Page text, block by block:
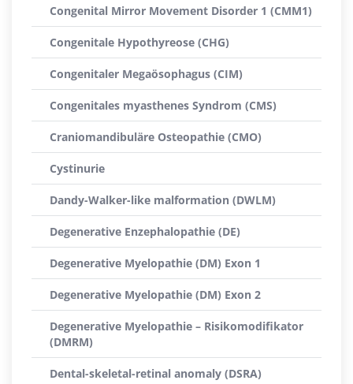
Congenital Mirror Movement Disorder 1 (CMM1)
Congenitale Hypothyreose (CHG)
Congenitaler Megaösophagus (CIM)
Congenitales myasthenes Syndrom (CMS)
Craniomandibuläre Osteopathie (CMO)
Cystinurie
Dandy-Walker-like malformation (DWLM)
Degenerative Enzephalopathie (DE)
Degenerative Myelopathie (DM) Exon 1
Degenerative Myelopathie (DM) Exon 2
Degenerative Myelopathie – Risikomodifikator
(DMRM)
Dental-skeletal-retinal anomaly (DSRA)